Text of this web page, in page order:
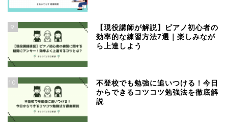
9
【現役講師が解説】ピアノ初心者の
効率的な練習方法7選｜楽しみなが
ら上達しよう
10
不登校でも勉強に追いつける！今日
からできるコツコツ勉強法を徹底解
説